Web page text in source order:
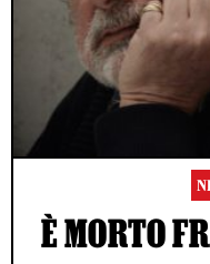
È MORTO